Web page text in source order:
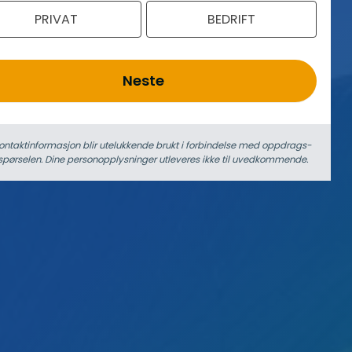
PRIVAT BEDRIFT
Neste
blir utelukkende brukt i forbindelse med oppdrags­
Dine person­­opplysninger utleveres ikke til uvedkommende.